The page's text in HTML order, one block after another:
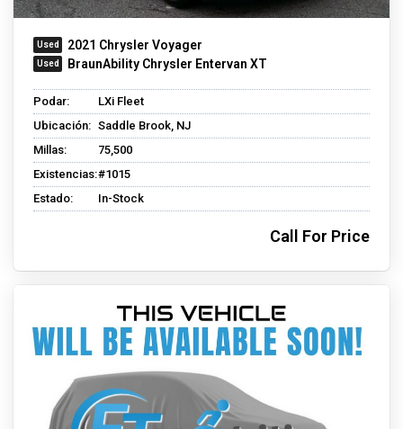
2021 Chrysler Voyager
BraunAbility Chrysler Entervan XT
Podar:
LXi Fleet
Ubicación: Saddle Brook, NJ
Millas:
75,500
Existencias:#1015
Estado:
In-Stock
Call For Price